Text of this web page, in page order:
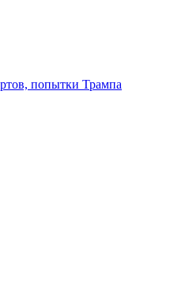
попытки Трампа